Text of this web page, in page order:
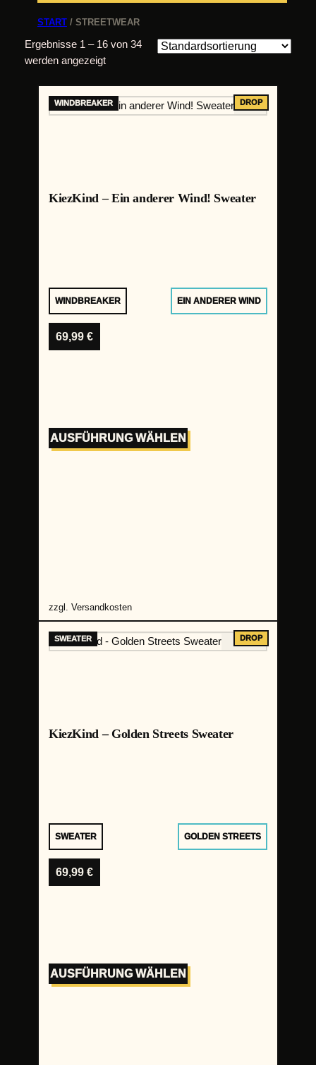
START/ STREETWEAR
Ergebnisse 1 – 16 von 34
werden angezeigt
KiezKind – Ein anderer Wind! Sweater
WINDBREAKER EIN ANDERER WIND
69,99 €
AUSFÜHRUNG WÄHLEN
zzgl. Versandkosten
KiezKind – Golden Streets Sweater
SWEATER GOLDEN STREETS
69,99 €
AUSFÜHRUNG WÄHLEN